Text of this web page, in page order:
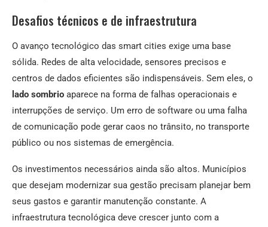
Desafios técnicos e de infraestrutura
O avanço tecnológico das smart cities exige uma base
sólida. Redes de alta velocidade, sensores precisos e
centros de dados eficientes são indispensáveis. Sem eles, o
lado sombrio aparece na forma de falhas operacionais e
interrupções de serviço. Um erro de software ou uma falha
de comunicação pode gerar caos no trânsito, no transporte
público ou nos sistemas de emergência.
Os investimentos necessários ainda são altos. Municípios
que desejam modernizar sua gestão precisam planejar bem
seus gastos e garantir manutenção constante. A
infraestrutura tecnológica deve crescer junto com a